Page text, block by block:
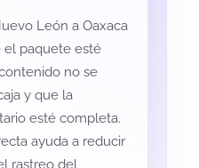
León a Oaxaca
el paquete esté
no se
y que la
esté completa.
ayuda a reducir